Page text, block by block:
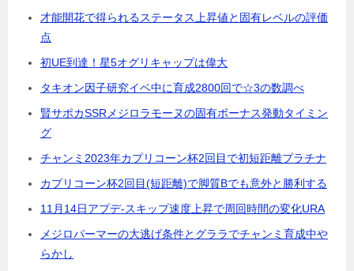
才能開花で得られるステータス上昇値と固有レベルの評価
点
初UE到達！星5オグリキャップは偉大
タキオン因子研究イベ中に育成2800回で☆3の数調べ
賢サポカSSRメジロラモーヌの固有ボーナス発動タイミン
グ
チャンミ2023年カプリコーン杯2回目で初短距離プラチナ
カプリコーン杯2回目(短距離)で脚質Bでも意外と勝利する
11月14日アプデ-スキップ速度上昇で周回時間の変化URA
メジロパーマーの大逃げ条件とグララでチャンミ育成中や
らかし